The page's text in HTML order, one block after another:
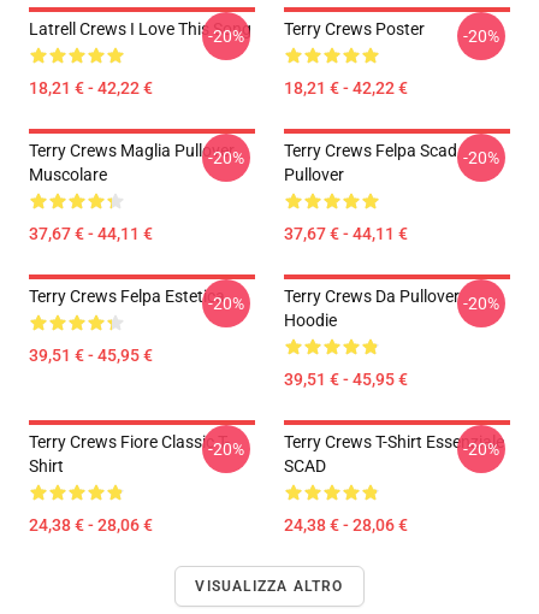
Latrell Crews I Love This Song
18,21 € - 42,22 €
-20% Terry Crews Poster
18,21 € - 42,22 €
-20%
Terry Crews Maglia Pullover
Muscolare
37,67 € - 44,11 €
-20%
Terry Crews Felpa Scad
Pullover
37,67 € - 44,11 €
-20%
Terry Crews Felpa Estetica
39,51 € - 45,95 €
-20%
Terry Crews Da Pullover
Hoodie
39,51 € - 45,95 €
-20%
Terry Crews Fiore Classic T-
Shirt
24,38 € - 28,06 €
-20%
Terry Crews T-Shirt Essenziale
SCAD
24,38 € - 28,06 €
-20%
VISUALIZZA ALTRO